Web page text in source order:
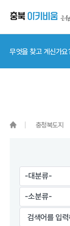
충청북도지